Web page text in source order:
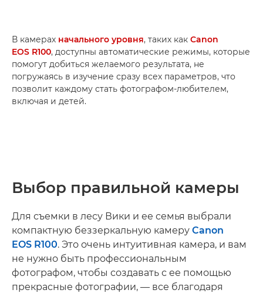
В камерах начального уровня, таких как Canon
EOS R100, доступны автоматические режимы, которые
помогут добиться желаемого результата, не
погружаясь в изучение сразу всех параметров, что
позволит каждому стать фотографом-любителем,
включая и детей.
Выбор правильной камеры
Для съемки в лесу Вики и ее семья выбрали
компактную беззеркальную камеру Canon
EOS R100. Это очень интуитивная камера, и вам
не нужно быть профессиональным
фотографом, чтобы создавать с ее помощью
прекрасные фотографии, — все благодаря